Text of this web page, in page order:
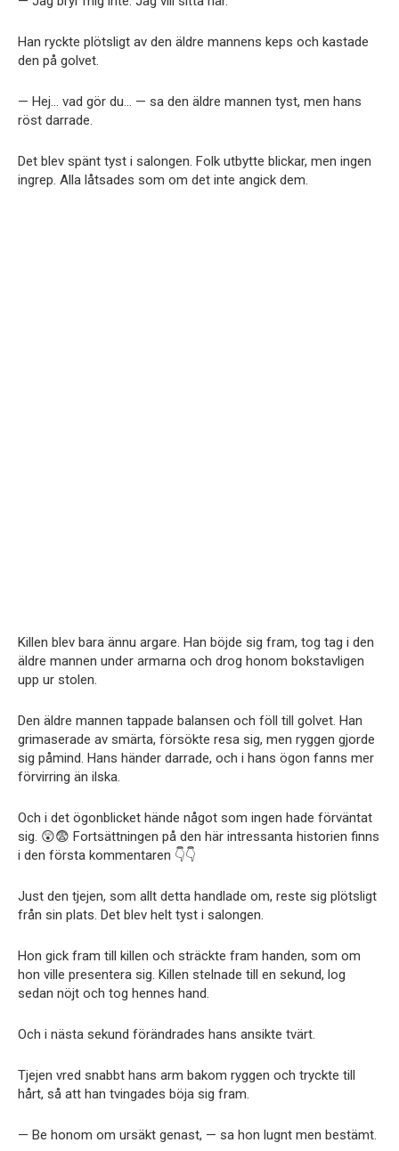
Han ryckte plötsligt av den äldre mannens keps och kastade
den på golvet.
— Hej… vad gör du… — sa den äldre mannen tyst, men hans
röst darrade.
Det blev spänt tyst i salongen. Folk utbytte blickar, men ingen
ingrep. Alla låtsades som om det inte angick dem.
Killen blev bara ännu argare. Han böjde sig fram, tog tag i den
äldre mannen under armarna och drog honom bokstavligen
upp ur stolen.
Den äldre mannen tappade balansen och föll till golvet. Han
grimaserade av smärta, försökte resa sig, men ryggen gjorde
sig påmind. Hans händer darrade, och i hans ögon fanns mer
förvirring än ilska.
Och i det ögonblicket hände något som ingen hade förväntat
sig. 😲😨 Fortsättningen på den här intressanta historien finns
i den första kommentaren 👇👇
Just den tjejen, som allt detta handlade om, reste sig plötsligt
från sin plats. Det blev helt tyst i salongen.
Hon gick fram till killen och sträckte fram handen, som om
hon ville presentera sig. Killen stelnade till en sekund, log
sedan nöjt och tog hennes hand.
Och i nästa sekund förändrades hans ansikte tvärt.
Tjejen vred snabbt hans arm bakom ryggen och tryckte till
hårt, så att han tvingades böja sig fram.
— Be honom om ursäkt genast, — sa hon lugnt men bestämt.